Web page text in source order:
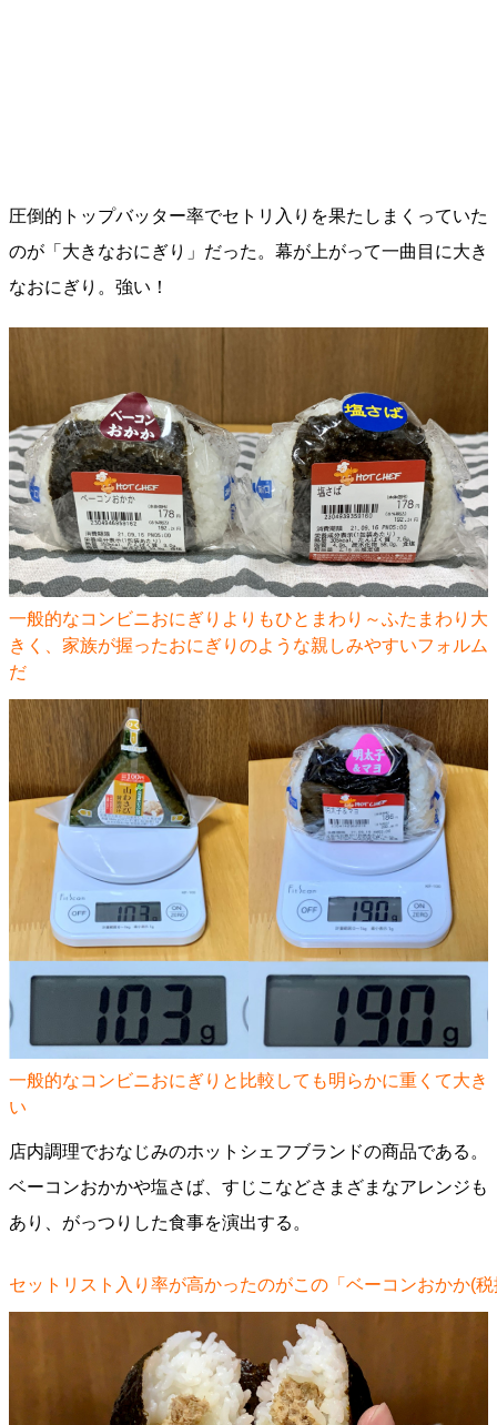
圧倒的トップバッター率でセトリ入りを果たしまくっていた
のが「大きなおにぎり」だった。幕が上がって一曲目に大き
なおにぎり。強い！
一般的なコンビニおにぎりよりもひとまわり～ふたまわり大
きく、家族が握ったおにぎりのような親しみやすいフォルム
だ
一般的なコンビニおにぎりと比較しても明らかに重くて大き
い
店内調理でおなじみのホットシェフブランドの商品である。
ベーコンおかかや塩さば、すじこなどさまざまなアレンジも
あり、がっつりした食事を演出する。
セットリスト入り率が高かったのがこの「ベーコンおかか(